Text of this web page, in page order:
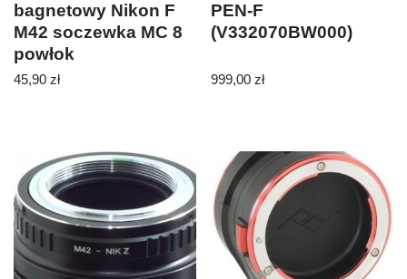
bagnetowy Nikon F
M42 soczewka MC 8
powłok
45,90 zł
PEN-F
(V332070BW000)
999,00zł